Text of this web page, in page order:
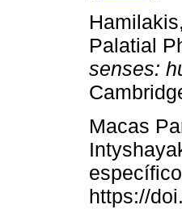
Palatial
senses:
Macas
https://